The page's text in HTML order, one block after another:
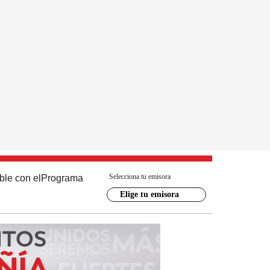
con el Programa Selecciona tu emisora
Elige tu emisora